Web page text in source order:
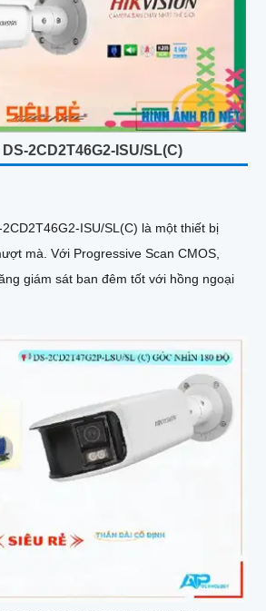
2CD2T46G2-ISU/SL(C)
ISU/SL(C) là một thiết bị
Scan CMOS,
giám sát ban đêm tốt với hồng ngoại